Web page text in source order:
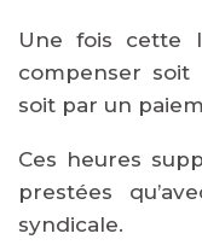
Une fois cette
compenser soit
soit par un
Ces heures
prestées
syndicale.